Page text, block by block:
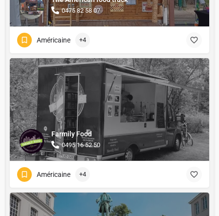
0475 82 58 07
Américaine +4
Farmily Food
0495 16 52 50
Américaine +4